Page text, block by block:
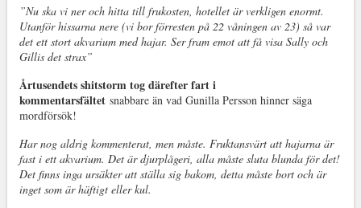
”Nu ska vi ner och hitta till frukosten, hotellet är verkligen enormt.
Utanför hissarna nere (vi bor förresten på 22 våningen av 23) så var
det ett stort akvarium med hajar. Ser fram emot att få visa Sally och
Gillis det strax”
Årtusendets shitstorm tog därefter fart i
kommentarsfältet snabbare än vad Gunilla Persson hinner säga
mordförsök!
Har nog aldrig kommenterat, men måste. Fruktansvärt att hajarna är
fast i ett akvarium. Det är djurplågeri, alla måste sluta blunda för det!
Det finns inga ursäkter att ställa sig bakom, detta måste bort och är
inget som är häftigt eller kul.